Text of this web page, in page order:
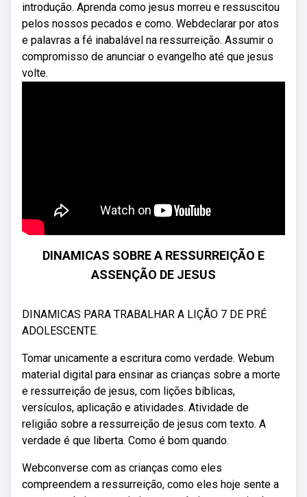
introdução. Aprenda como jesus morreu e ressuscitou
pelos nossos pecados e como. Webdeclarar por atos
e palavras a fé inabalável na ressurreição. Assumir o
compromisso de anunciar o evangelho até que jesus
volte.
DINAMICAS SOBRE A RESSURREIÇÃO E
ASSENÇÃO DE JESUS
DINAMICAS PARA TRABALHAR A LIÇÃO 7 DE PRÉ
ADOLESCENTE.
Tomar unicamente a escritura como verdade. Webum
material digital para ensinar as crianças sobre a morte
e ressurreição de jesus, com lições bíblicas,
versículos, aplicação e atividades. Atividade de
religião sobre a ressurreição de jesus com texto. A
verdade é que liberta. Como é bom quando.
Webconverse com as crianças como eles
compreendem a ressurreição, como eles hoje sente a